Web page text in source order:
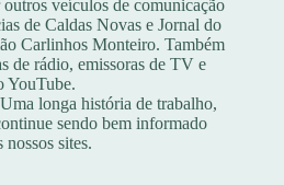
veículos de comunicação
de Caldas Novas e Jornal do
Carlinhos Monteiro. Também
de rádio, emissoras de TV e
YouTube.
longa história de trabalho,
sendo bem informado
nossos sites.